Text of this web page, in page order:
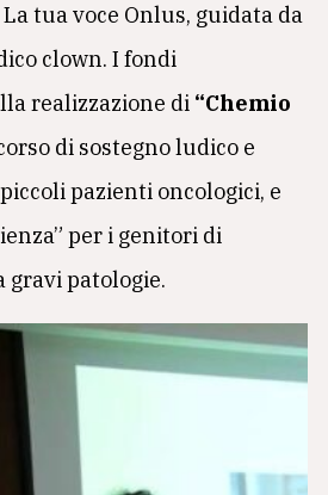
La tua voce Onlus, guidata da
clown. I fondi
realizzazione di “Chemio
di sostegno ludico e
pazienti oncologici, e
per i genitori di
gravi patologie.